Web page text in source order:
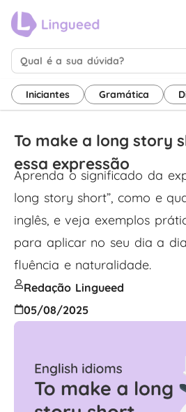
Iniciantes Gramática
To make a long story
essa expressão
Aprenda o significado da
long story short”, como e
inglês, e veja exemplos
para aplicar no seu dia a
fluência e naturalidade.
Redação Lingueed
05/08/2025